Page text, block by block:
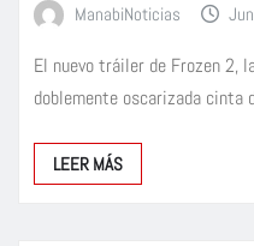
ManabiNoticias
El nuevo tráiler de Frozen 2,
doblemente oscarizada cinta
LEER MÁS